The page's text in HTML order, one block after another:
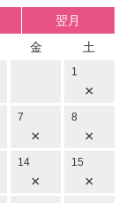
翌月
金 土
1
×
7
×
8
×
14
×
15
×